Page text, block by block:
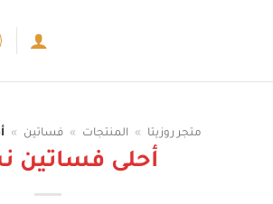
متجر روزيتا » المنتجات » فساتين »
أحلى فساتين